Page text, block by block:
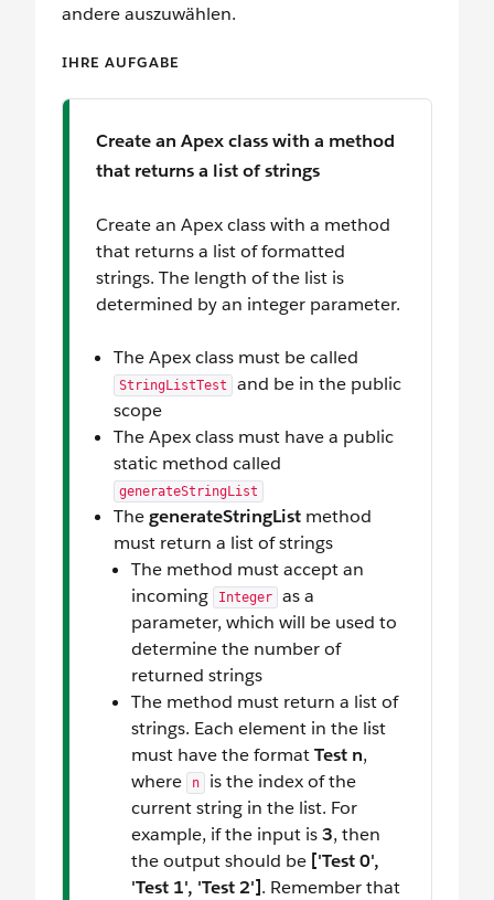
andere auszuwählen.
IHRE AUFGABE
Create an Apex class with a method
that returns a list of strings
Create an Apex class with a method
that returns a list of formatted
strings. The length of the list is
determined by an integer parameter.
The Apex class must be called
StringListTest
and be in the public
scope
The Apex class must have a public
static method called
generateStringList
ThegenerateStringList method
must return a list of strings
The method must accept an
incoming
Integer
as a
parameter, which will be used to
determine the number of
returned strings
The method must return a list of
strings. Each element in the list
must have the formatTest n,
where
n
is the index of the
current string in the list. For
example, if the input is3, then
the output should be ['Test 0',
'Test 1', 'Test 2']. Remember that